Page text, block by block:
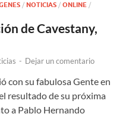
/ NOTICIAS / ONLINE /
de Cavestany,
- Dejar un comentario
con su fabulosa Gente en
resultado de su próxima
a Pablo Hernando